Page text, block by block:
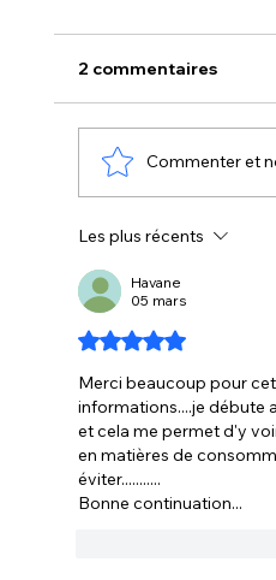
Cricut : quel
réglages utiliser
2 commentaires
Commenter et
Les plus récents
Havane
05 mars
Noté 5 étoiles sur 5.
Merci beaucoup pour
informations....je débute
et cela me permet d'y
en matières de
éviter...........
Bonne continuation...